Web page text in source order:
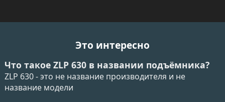
Это интересно
Что такое ZLP 630 в названии подъёмника?
ZLP 630 - это не название производителя и не
название модели